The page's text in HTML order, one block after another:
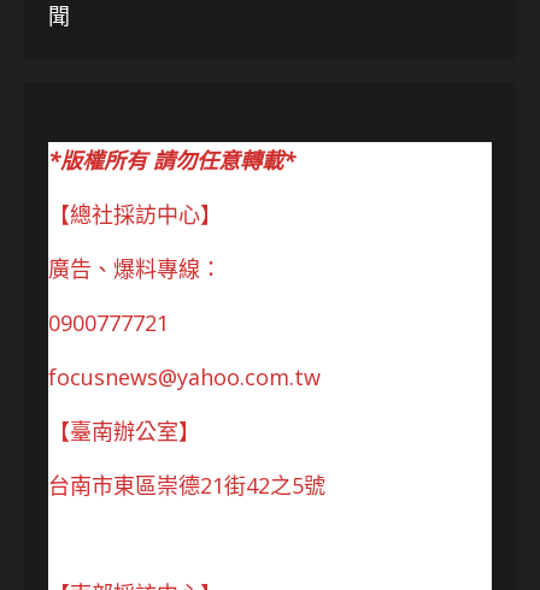
聞
*版權所有 請勿任意轉載*
【總社採訪中心】
廣告、爆料專線：
0900777721
focusnews@yahoo.com.tw
【臺南辦公室】
台南市東區崇德21街42之5號